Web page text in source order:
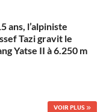
ans, l’alpiniste
Tazi gravit le
Yatse II à 6.250 m
VOIR PLUS